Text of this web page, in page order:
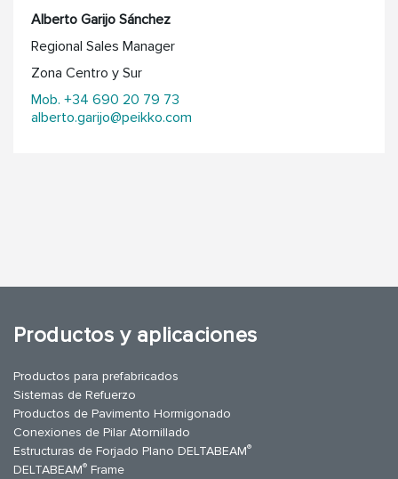
Alberto Garijo Sánchez
Regional Sales Manager
Zona Centro y Sur
Mob. +34 690 20 79 73
alberto.garijo@peikko.com
Productos y aplicaciones
Productos para prefabricados
Sistemas de Refuerzo
Productos de Pavimento Hormigonado
Conexiones de Pilar Atornillado
Estructuras de Forjado Plano DELTABEAM®
DELTABEAM® Frame